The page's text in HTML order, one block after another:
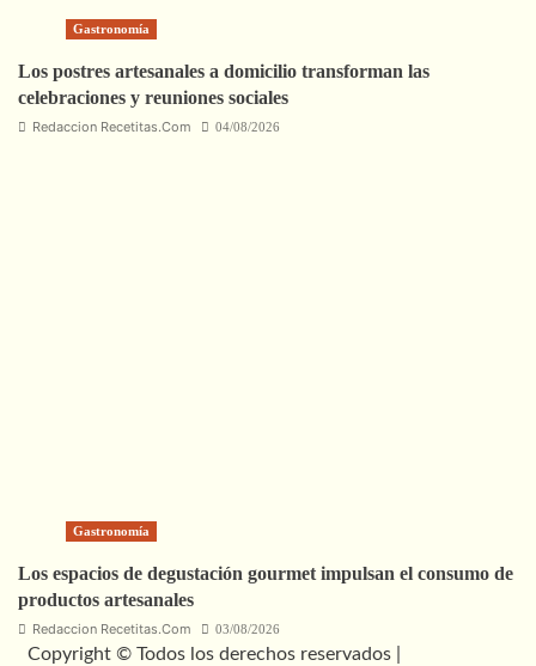
Gastronomía
Los postres artesanales a domicilio transforman las
celebraciones y reuniones sociales
Redaccion Recetitas.Com 04/08/2026
Gastronomía
Los espacios de degustación gourmet impulsan el consumo de
productos artesanales
Redaccion Recetitas.Com 03/08/2026
Copyright © Todos los derechos reservados |